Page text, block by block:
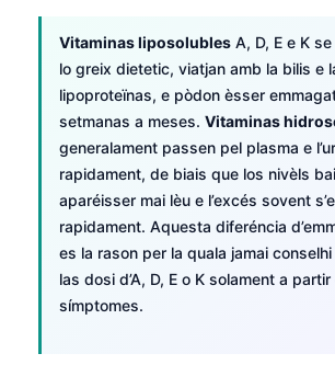
Vitaminas liposolubles A, D, E e K
lo greix dietetic, viatjan amb la bilis e
lipoproteïnas, e pòdon èsser
setmanas a meses. Vitaminas
generalament passen pel plasma e
rapidament, de biais que los nivèls
aparéisser mai lèu e l’excés sovent
rapidament. Aquesta diferéncia
es la rason per la quala jamai conselhi
las dosi d’A, D, E o K solament a
símptomes.